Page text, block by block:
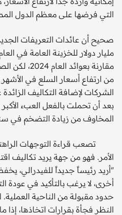
التي فرضها على معظم الدول
مليار دولار للخزينة العامة في
مقارنة
من ارتفاع أسعار السلع في
الشركات لإضافة التكاليف
بعد أن تحملت بالفعل العبء
المخاوف من زيادة التضخم في
تصعب قراءة التوجهات
الأمر. فهو من جهة يريد تكاليف
"أريد رئيساً جديداً للفيدرالي،
أخرى، لا يرغب بالتأكيد في عودة
حدود مقبولة من الناحية
النظر فجأة بقرارات اتخاذها،